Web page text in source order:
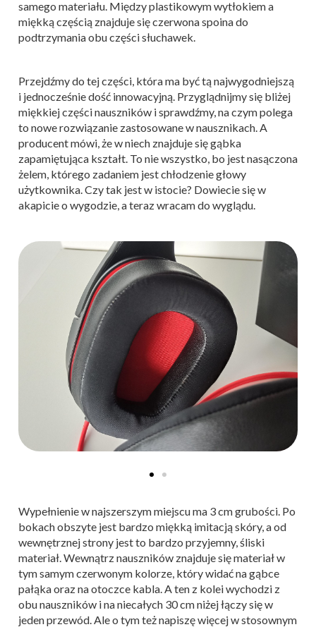
samego materiału. Między plastikowym wytłokiem a
miękką częścią znajduje się czerwona spoina do
podtrzymania obu części słuchawek.
Przejdźmy do tej części, która ma być tą najwygodniejszą
i jednocześnie dość innowacyjną. Przyglądnijmy się bliżej
miękkiej części nauszników i sprawdźmy, na czym polega
to nowe rozwiązanie zastosowane w nausznikach. A
producent mówi, że w niech znajduje się gąbka
zapamiętująca kształt. To nie wszystko, bo jest nasączona
żelem, którego zadaniem jest chłodzenie głowy
użytkownika. Czy tak jest w istocie? Dowiecie się w
akapicie o wygodzie, a teraz wracam do wyglądu.
Wypełnienie w najszerszym miejscu ma 3 cm grubości. Po
bokach obszyte jest bardzo miękką imitacją skóry, a od
wewnętrznej strony jest to bardzo przyjemny, śliski
materiał. Wewnątrz nauszników znajduje się materiał w
tym samym czerwonym kolorze, który widać na gąbce
pałąka oraz na otoczce kabla. A ten z kolei wychodzi z
obu nauszników i na niecałych 30 cm niżej łączy się w
jeden przewód. Ale o tym też napiszę więcej w stosownym